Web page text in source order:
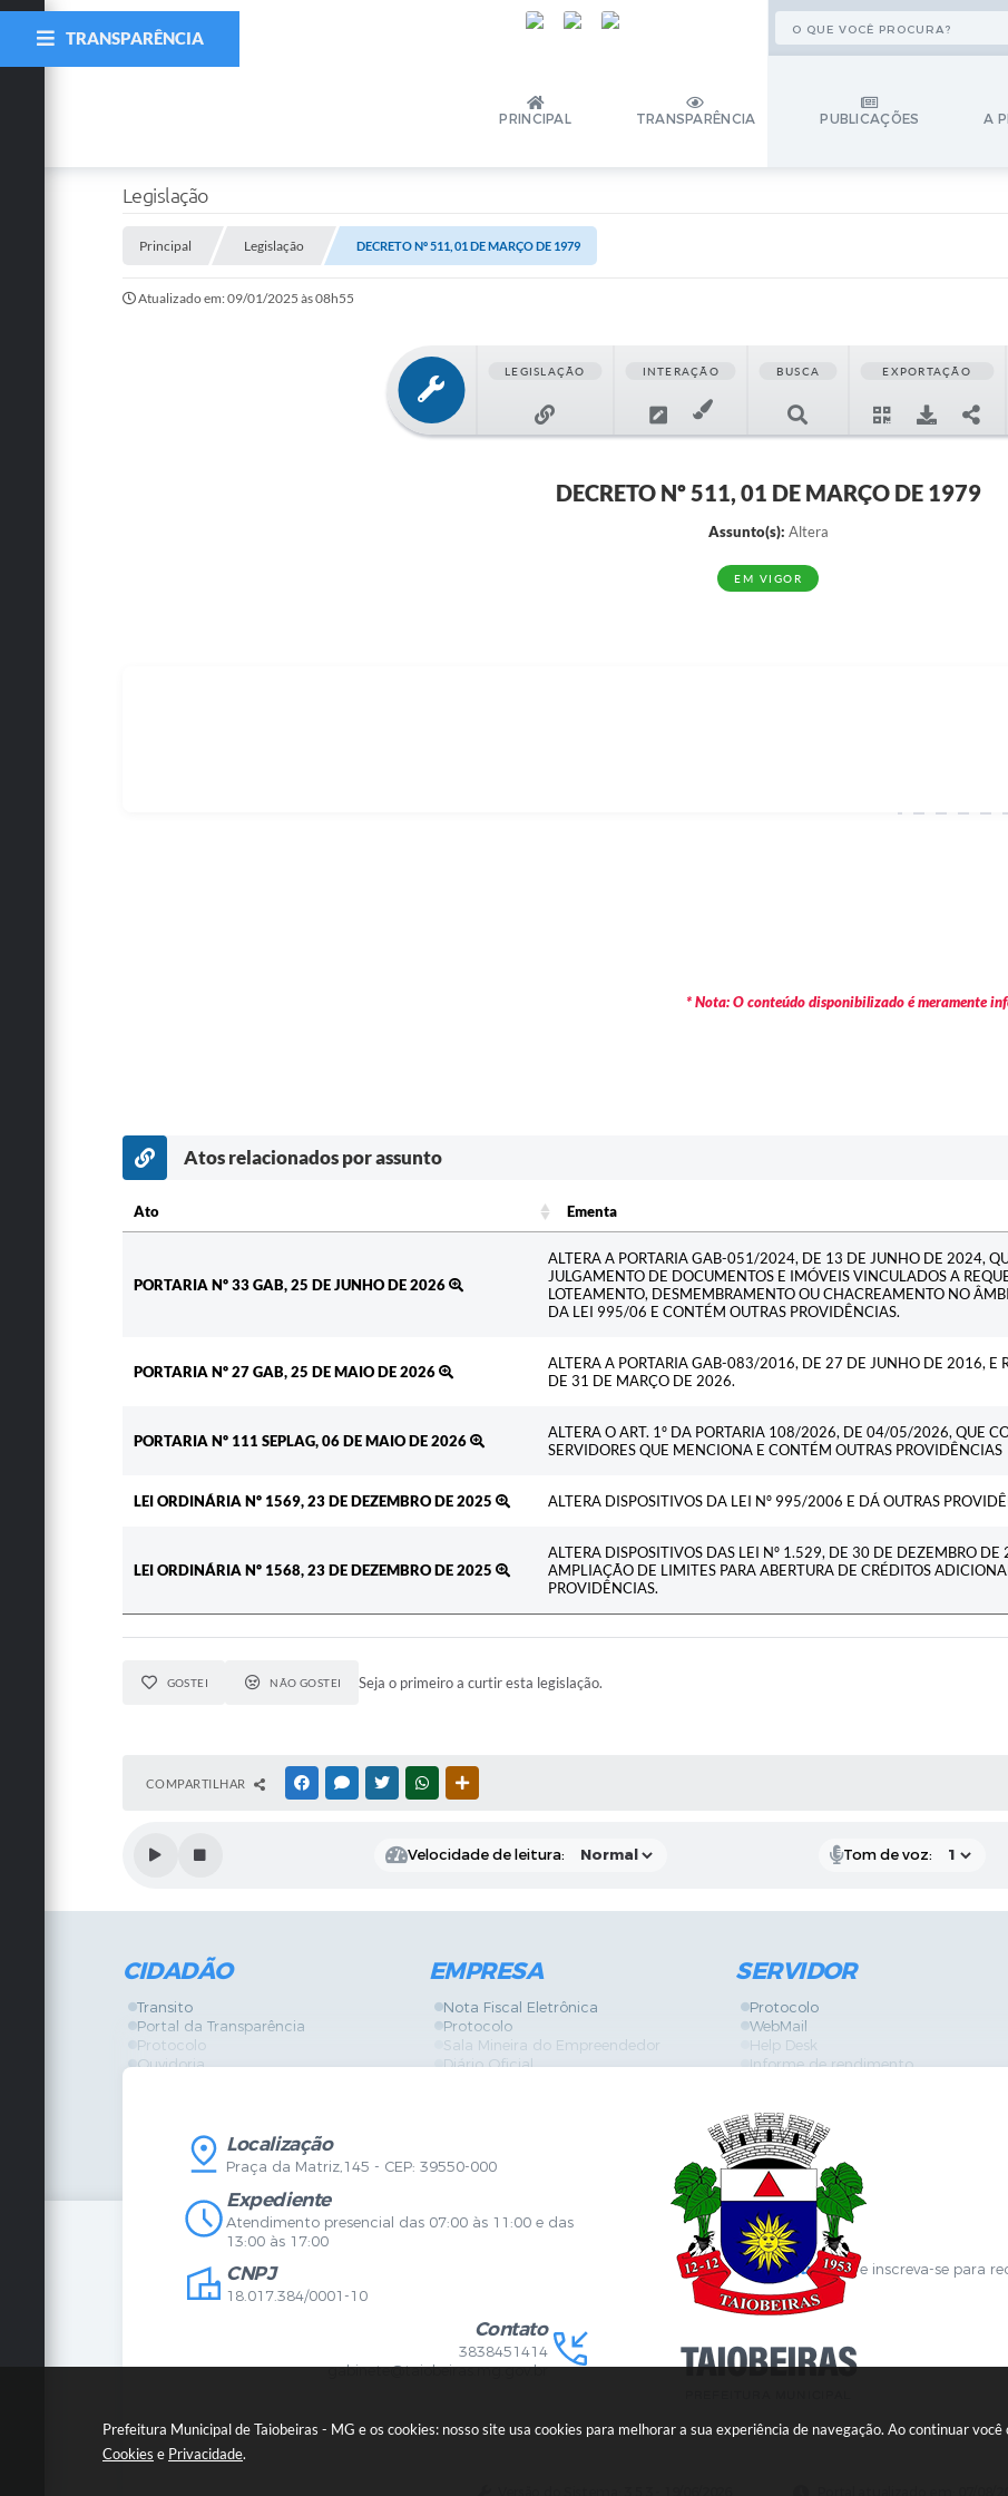
Prefeitura Municipal de Taiobeiras - MG e os cookies: nosso site usa cookies para melhorar a sua experiência de navegação. Ao continuar você
Cookies e Privacidade.
PRINCIPAL TRANSPARÊNCIA PUBLICAÇÕES A
TRANSPARÊNCIA
Legislação
Principal Legislação DECRETO Nº 511, 01 DE MARÇO DE 1979
Atualizado em: 09/01/2025 às 08h55
LEGISLAÇÃO INTERAÇÃO BUSCA EXPORTAÇÃO
DECRETO Nº 511, 01 DE MARÇO DE 1979
Assunto(s): Altera
EM VIGOR
* Nota: O conteúdo disponibilizado é meramente
Atos relacionados por assunto
Ato Ementa
PORTARIA Nº 33 GAB, 25 DE JUNHO DE 2026
ALTERA A PORTARIA GAB-051/2024, DE 13 DE JUNHO DE 2024,
JULGAMENTO DE DOCUMENTOS E IMÓVEIS VINCULADOS A
LOTEAMENTO, DESMEMBRAMENTO OU CHACREAMENTO NO
DA LEI 995/06 E CONTÉM OUTRAS PROVIDÊNCIAS.
PORTARIA Nº 27 GAB, 25 DE MAIO DE 2026
ALTERA A PORTARIA GAB-083/2016, DE 27 DE JUNHO DE 2016, E
DE 31 DE MARÇO DE 2026.
PORTARIA Nº 111 SEPLAG, 06 DE MAIO DE 2026
ALTERA O ART. 1º DA PORTARIA 108/2026, DE 04/05/2026, QUE
SERVIDORES QUE MENCIONA E CONTÉM OUTRAS PROVIDÊNCIAS
LEI ORDINÁRIA Nº 1569, 23 DE DEZEMBRO DE 2025 ALTERA DISPOSITIVOS DA LEI Nº 995/2006 E DÁ OUTRAS
LEI ORDINÁRIA Nº 1568, 23 DE DEZEMBRO DE 2025
ALTERA DISPOSITIVOS DAS LEI Nº 1.529, DE 30 DE DEZEMBRO
AMPLIAÇÃO DE LIMITES PARA ABERTURA DE CRÉDITOS
PROVIDÊNCIAS.
GOSTEI NÃO GOSTEI Seja o primeiro a curtir esta legislação.
COMPARTILHAR FACEBOOKMESSENGER
TWITTERWHATSAPP
Velocidade de leitura: Tom de voz:
CIDADÃO
Transito
Portal da Transparência
Protocolo
Ouvidoria
Legislação
Diário Oficial
Mapa do Site
Certidões
Agenda de Eventos
Concursos
Telefones Úteis
EMPRESA
Nota Fiscal Eletrônica
Protocolo
Sala Mineira do Empreendedor
Diário Oficial
Serviços Online
Vigilância Sanitária
SERVIDOR
Protocolo
WebMail
Help Desk
Informe de rendimento
GPI
Diário Oficial
Fale com RH
SGDI - Sistema de Gerência de
Concurso Público e Processo Seletivo
Portal da Atenção Primaria
Localização
Praça da Matriz,145 - CEP: 39550-000
Expediente
Atendimento presencial das 07:00 às 11:00 e das
13:00 às 17:00
CNPJ
18.017.384/0001-10
Contato
3838451414
gabinete@taiobeiras.mg.gov.br
Clique aquie inscreva-se para